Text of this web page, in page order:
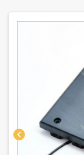
chevron_left